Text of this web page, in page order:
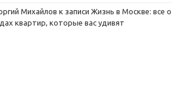
Михайлов к записи Жизнь в Москве: все о
квартир, которые вас удивят